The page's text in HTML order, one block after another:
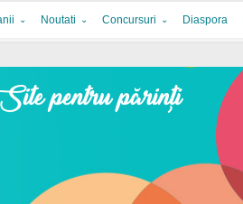
Noutati Concursuri Diaspora